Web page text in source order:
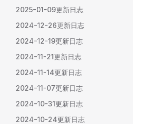
2025-01-09更新日志
2024-12-26更新日志
2024-12-19更新日志
2024-11-21更新日志
2024-11-14更新日志
2024-11-07更新日志
2024-10-31更新日志
2024-10-24更新日志